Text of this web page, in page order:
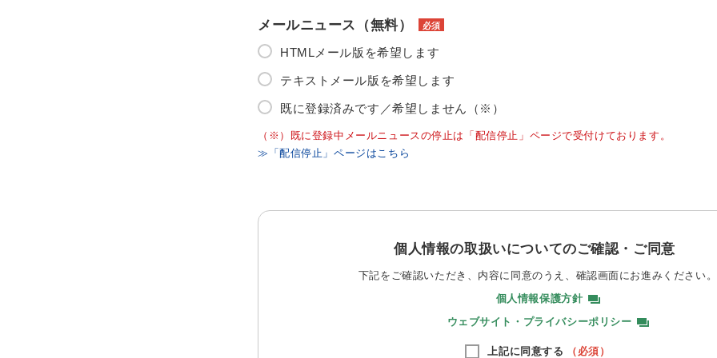
メールニュース（無料） 必須
HTMLメール版を希望します
テキストメール版を希望します
既に登録済みです／希望しません（※）
（※）既に登録中メールニュースの停止は「配信停止」ページで受付けております。
≫「配信停止」ページはこちら
個人情報の取扱いについてのご確認・ご同意
下記をご確認いただき、内容に同意のうえ、 確認画面にお進みください。
個人情報保護方針
ウェブサイト・プライバシーポリシー
上記に同意する （必須）